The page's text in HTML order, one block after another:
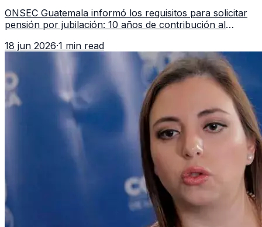
ONSEC Guatemala informó los requisitos para solicitar
pensión por jubilación: 10 años de contribución al
importar edad.
18 jun 2026·1 min read